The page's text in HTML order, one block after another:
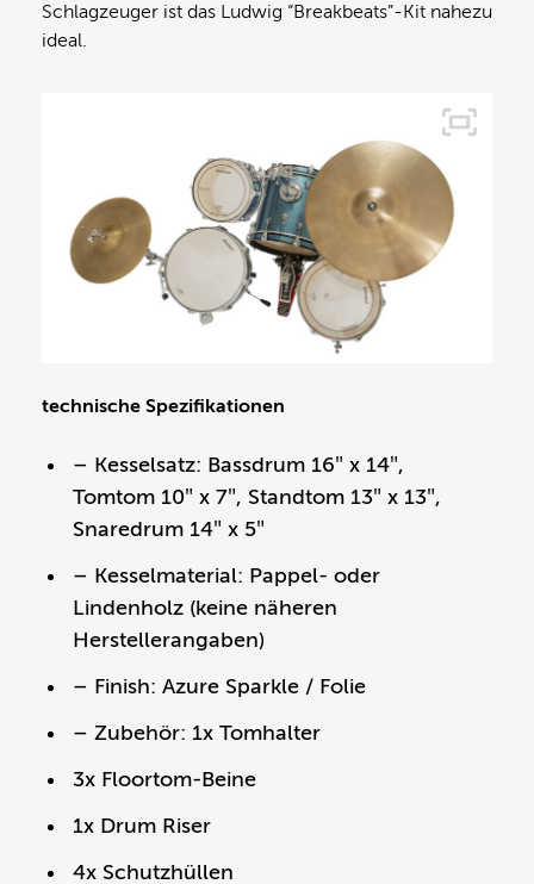
Schlagzeuger ist das Ludwig “Breakbeats”-Kit nahezu
ideal.
technische Spezifikationen
– Kesselsatz: Bassdrum 16″ x 14″,
Tomtom 10″ x 7″, Standtom 13″ x 13″,
Snaredrum 14″ x 5″
– Kesselmaterial: Pappel- oder
Lindenholz (keine näheren
Herstellerangaben)
– Finish: Azure Sparkle / Folie
– Zubehör: 1x Tomhalter
3x Floortom-Beine
1x Drum Riser
4x Schutzhüllen